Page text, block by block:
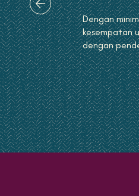
Dengan
kesempatan
dengan